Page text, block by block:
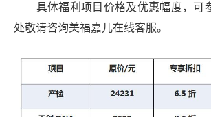
具体福利项目价格及优惠幅度，可
处敬请咨询美福嘉儿在线客服。